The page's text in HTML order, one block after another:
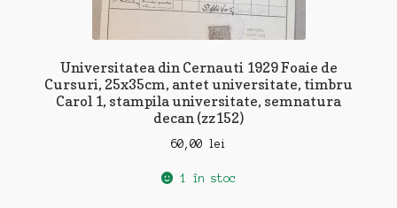
Universitatea din Cernauti 1929 Foaie de
Cursuri, 25x35cm, antet universitate, timbru
Carol 1, stampila universitate, semnatura
decan (zz152)
60,00 lei
1 în stoc